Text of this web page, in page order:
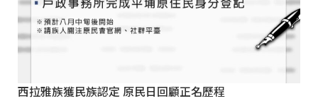
西拉雅族獲民族認定 原民日回顧正名歷程